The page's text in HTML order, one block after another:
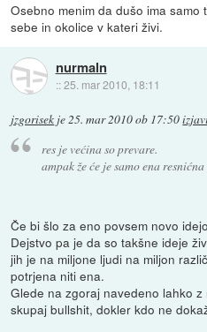
Osebno menim da dušo ima samo
sebe in okolice v kateri živi.
nurmaln
::25. mar 2010, 18:11
jzgorisek je25. mar 2010 ob 17:50
res je većina so prevare.
ampak že će je samo ena
Če bi šlo za eno povsem novo
Dejstvo pa je da so takšne ideje
jih je na miljone ljudi na miljon
potrjena niti ena.
Glede na zgoraj navedeno lahko
skupaj bullshit, dokler kdo ne